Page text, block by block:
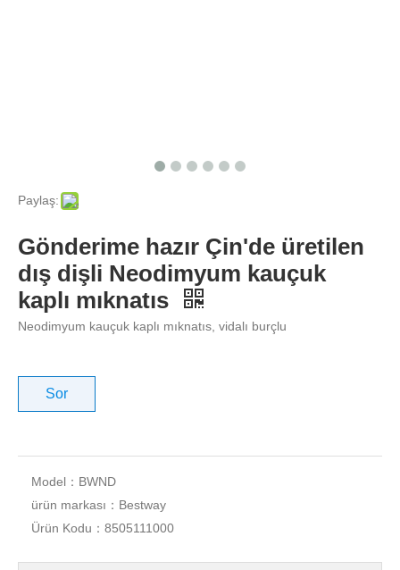
Paylaş:
Gönderime hazır Çin'de üretilen
dış dişli Neodimyum kauçuk
kaplı mıknatıs
Neodimyum kauçuk kaplı mıknatıs, vidalı burçlu
Sor
Model： BWND
ürün markası： Bestway
Ürün Kodu： 8505111000